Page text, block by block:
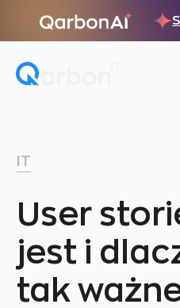
IT
User
jest i
tak